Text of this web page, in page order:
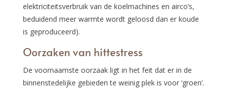
elektriciteitsverbruik van de koelmachines en airco’s,
beduidend meer warmte wordt geloosd dan er koude
is geproduceerd).
Oorzaken van hittestress
De voornaamste oorzaak ligt in het feit dat er in de
binnenstedelijke gebieden te weinig plek is voor ‘groen’.